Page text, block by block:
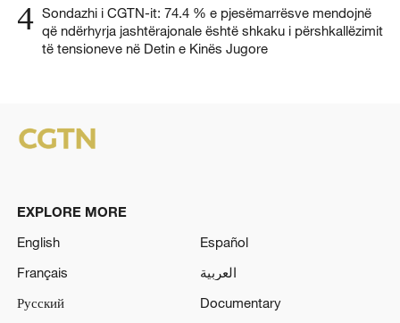
4 Sondazhi i CGTN-it: 74.4 % e pjesëmarrësve mendojnë
që ndërhyrja jashtërajonale është shkaku i përshkallëzimit
të tensioneve në Detin e Kinës Jugore
EXPLORE MORE
English
Español
Français
العربية
Русский
Documentary